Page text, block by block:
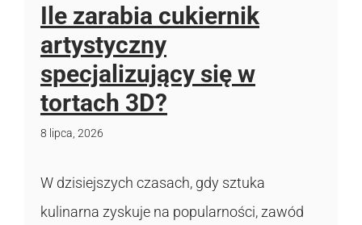
Ile zarabia cukiernik
artystyczny
specjalizujący się w
tortach 3D?
8 lipca, 2026
W dzisiejszych czasach, gdy sztuka
kulinarna zyskuje na popularności, zawód